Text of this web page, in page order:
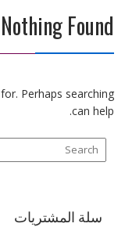
Nothing Found
Perhaps searching
can help.
سلة المشتريات